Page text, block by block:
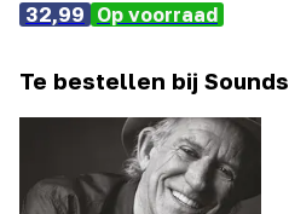
32,99 Op voorraad
Te bestellen bij Sounds